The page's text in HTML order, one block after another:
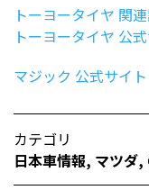
トーヨータイヤ 関
トーヨータイヤ 公
マジック 公式サイト
カテゴリ
日本車情報​, マツダ,